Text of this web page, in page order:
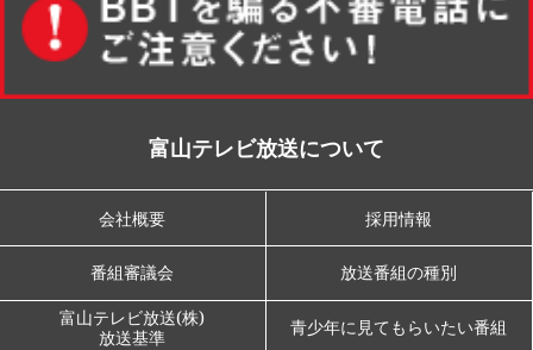
富山テレビ放送について
会社概要 採用情報
番組審議会
放送番組の種別
富山テレビ放送(株)
放送基準
青少年に見てもらいたい番組